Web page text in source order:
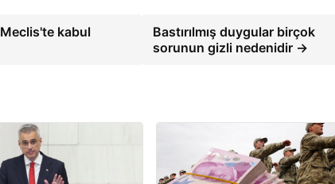
kabul
Bastırılmış duygular birçok
sorunun gizli nedenidir →